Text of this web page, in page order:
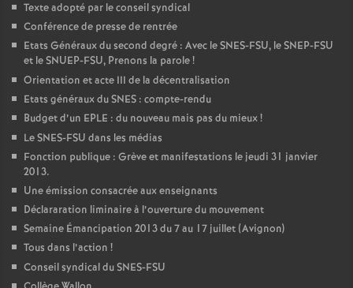
Texte adopté par le conseil syndical
Conférence de presse de rentrée
Etats Généraux du second degré : Avec le SNES-FSU, le SNEP-FSU
et le SNUEP-FSU, Prenons la parole!
Orientation et acte III de la décentralisation
Etats généraux du SNES : compte-rendu
Budget d’un EPLE : du nouveau mais pas du mieux!
Le SNES-FSU dans les médias
Fonction publique : Grève et manifestations le jeudi 31 janvier
2013.
Une émission consacrée aux enseignants
Déclararation liminaire à l’ouverture du mouvement
Semaine Émancipation 2013 du 7 au 17 juillet (Avignon)
Tous dans l’action !
Conseil syndical du SNES-FSU